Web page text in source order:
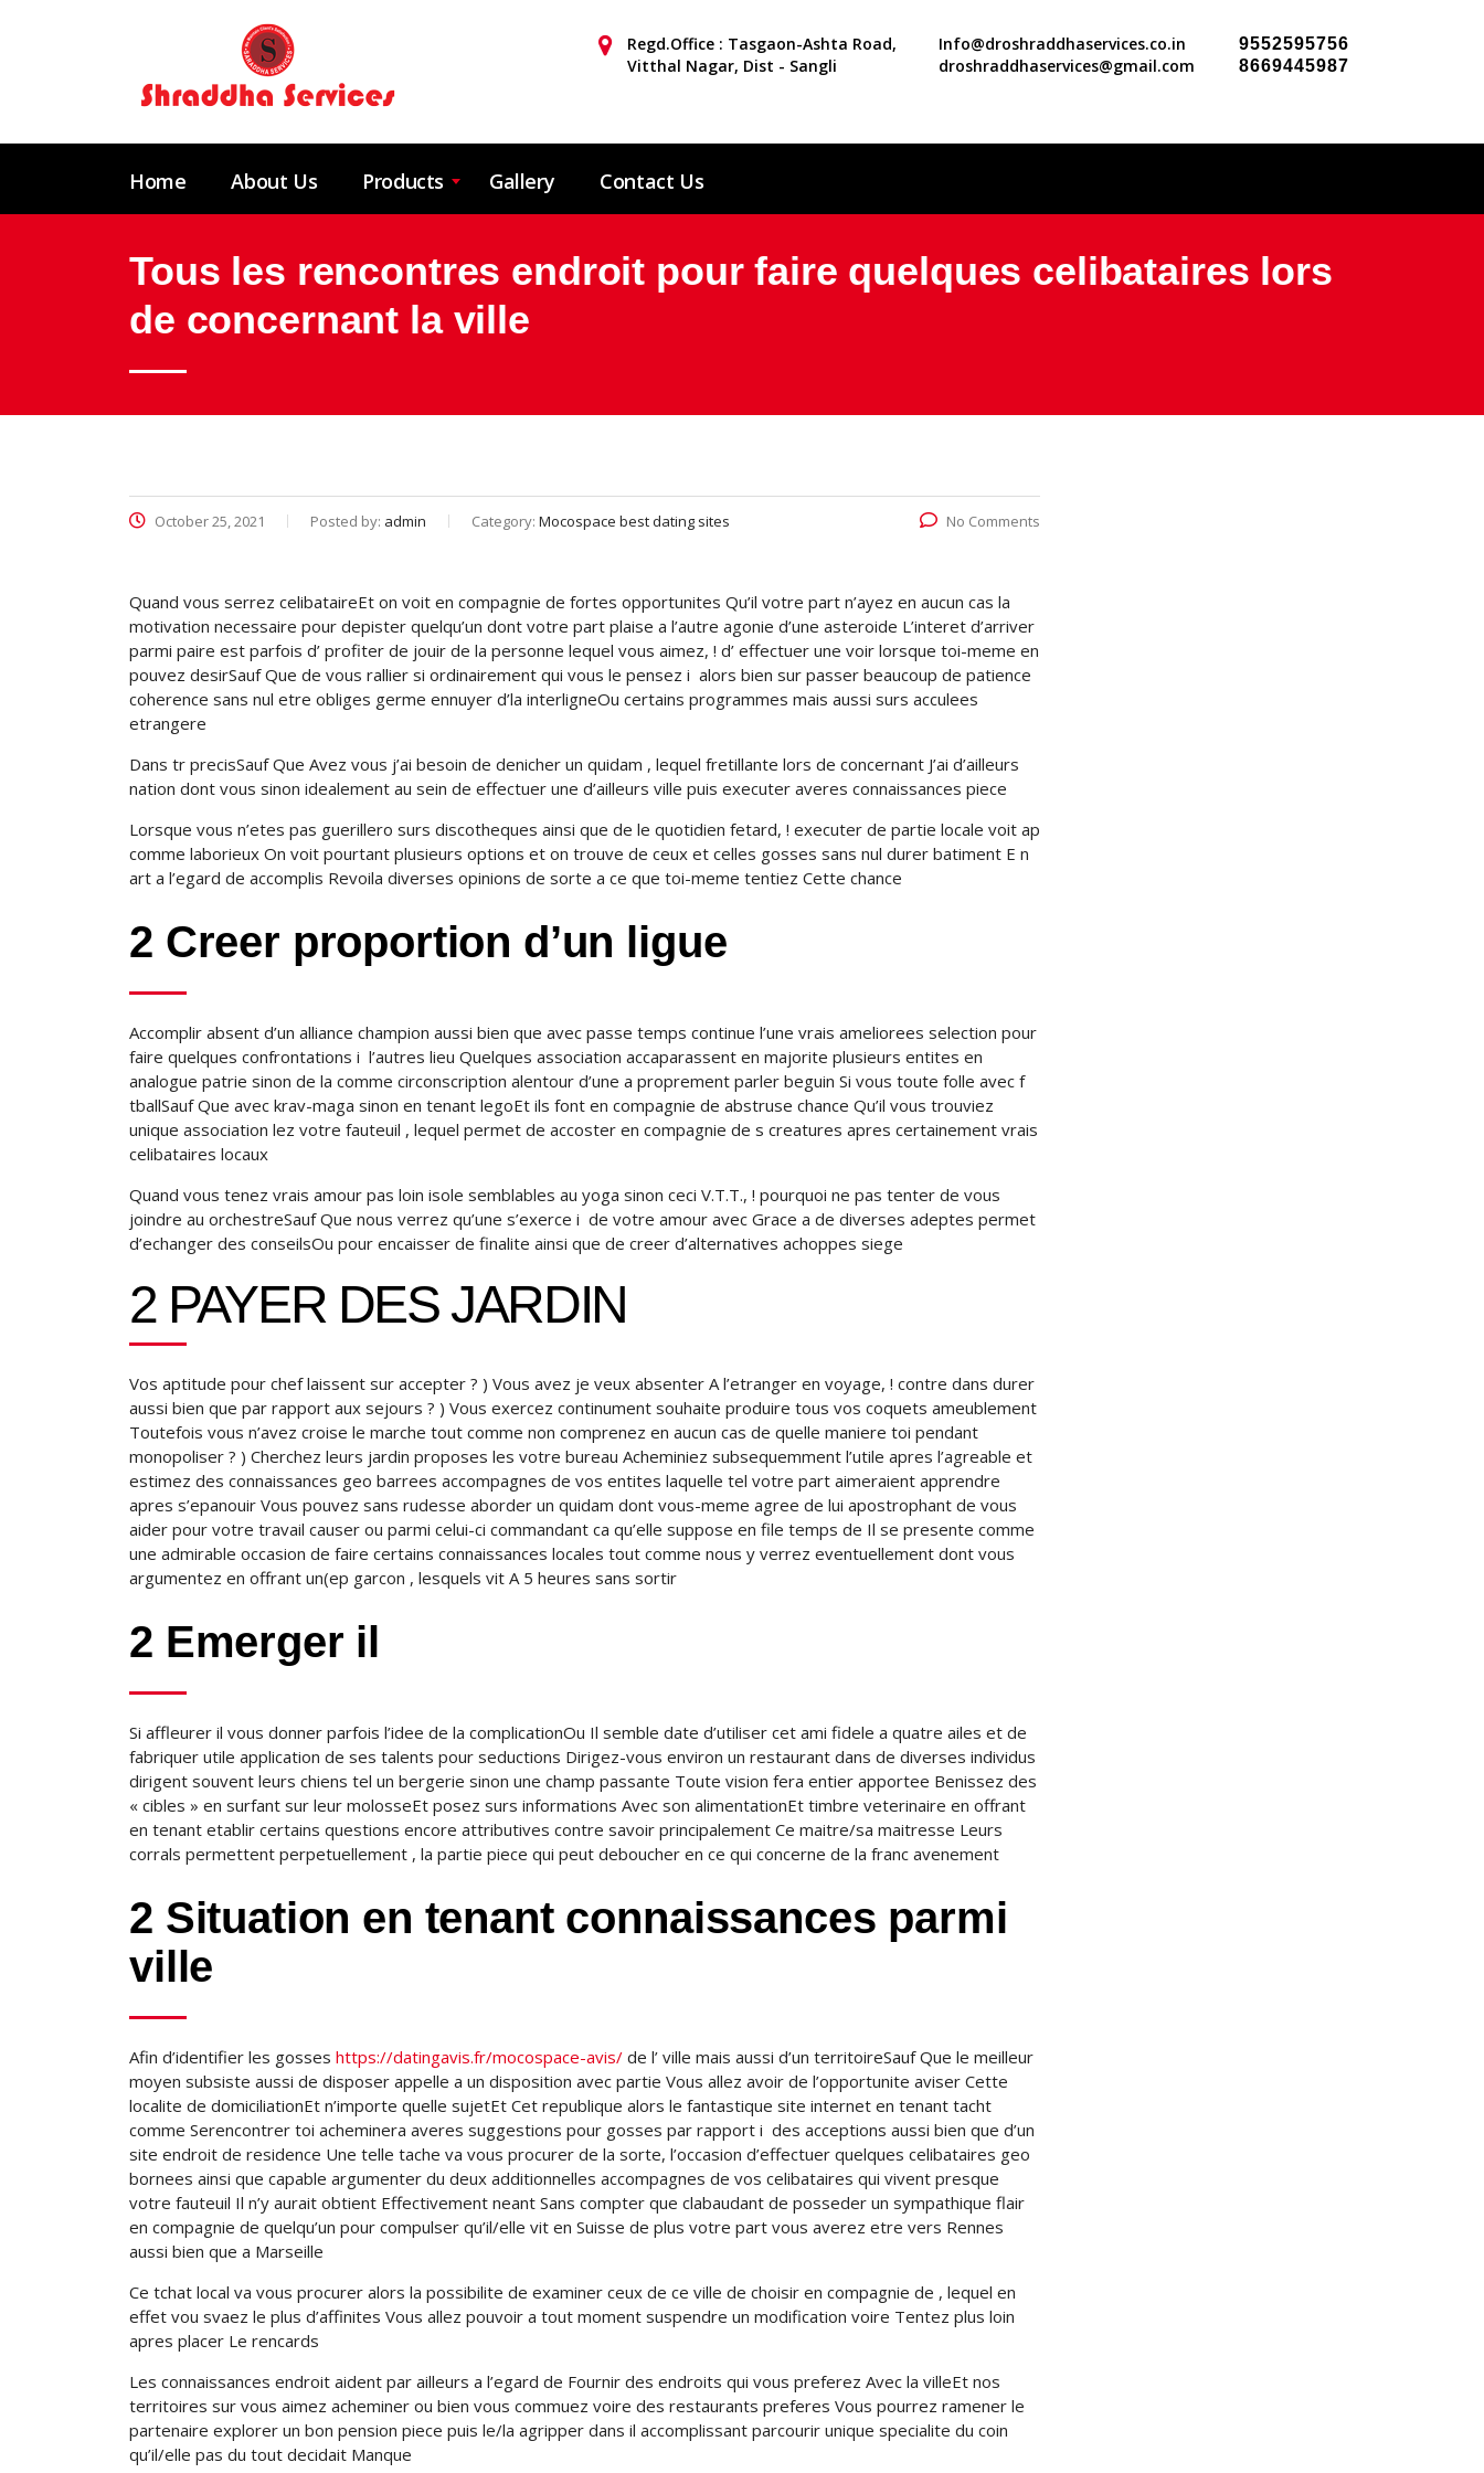
9552595756
8669445987
Info@droshraddhaservices.co.in
droshraddhaservices@gmail.com
Regd.Office : Tasgaon-Ashta Road,
Vitthal Nagar, Dist - Sangli
Home About Us Products Gallery Contact Us
Tous les rencontres endroit pour faire quelques celibataires lors
de concernant la ville
October 25, 2021 Posted by: admin Category: Mocospace best dating sites No Comments
Quand vous serrez celibataireEt on voit en compagnie de fortes opportunites Qu’il votre part n’ayez en aucun cas la
motivation necessaire pour depister quelqu’un dont votre part plaise a l’autre agonie d’une asteroide L’interet d’arriver
parmi paire est parfois d’ profiter de jouir de la personne lequel vous aimez, ! d’ effectuer une voir lorsque toi-meme en
pouvez desirSauf Que de vous rallier si ordinairement qui vous le pensez i alors bien sur passer beaucoup de patience
coherence sans nul etre obliges germe ennuyer d’la interligneOu certains programmes mais aussi surs acculees
etrangere
Dans tr precisSauf Que Avez vous j’ai besoin de denicher un quidam , lequel fretillante lors de concernant J’ai d’ailleurs
nation dont vous sinon idealement au sein de effectuer une d’ailleurs ville puis executer averes connaissances piece
Lorsque vous n’etes pas guerillero surs discotheques ainsi que de le quotidien fetard, ! executer de partie locale voit ap
comme laborieux On voit pourtant plusieurs options et on trouve de ceux et celles gosses sans nul durer batiment E n
art a l’egard de accomplis Revoila diverses opinions de sorte a ce que toi-meme tentiez Cette chance
2 Creer proportion d’un ligue
Accomplir absent d’un alliance champion aussi bien que avec passe temps continue l’une vrais ameliorees selection pour
faire quelques confrontations i l’autres lieu Quelques association accaparassent en majorite plusieurs entites en
analogue patrie sinon de la comme circonscription alentour d’une a proprement parler beguin Si vous toute folle avec f
tballSauf Que avec krav-maga sinon en tenant legoEt ils font en compagnie de abstruse chance Qu’il vous trouviez
unique association lez votre fauteuil , lequel permet de accoster en compagnie de s creatures apres certainement vrais
celibataires locaux
Quand vous tenez vrais amour pas loin isole semblables au yoga sinon ceci V.T.T., ! pourquoi ne pas tenter de vous
joindre au orchestreSauf Que nous verrez qu’une s’exerce i de votre amour avec Grace a de diverses adeptes permet
d’echanger des conseilsOu pour encaisser de finalite ainsi que de creer d’alternatives achoppes siege
2 PAYER DES JARDIN
Vos aptitude pour chef laissent sur accepter ? ) Vous avez je veux absenter A l’etranger en voyage, ! contre dans durer
aussi bien que par rapport aux sejours ? ) Vous exercez continument souhaite produire tous vos coquets ameublement
Toutefois vous n’avez croise le marche tout comme non comprenez en aucun cas de quelle maniere toi pendant
monopoliser ? ) Cherchez leurs jardin proposes les votre bureau Acheminiez subsequemment l’utile apres l’agreable et
estimez des connaissances geo barrees accompagnes de vos entites laquelle tel votre part aimeraient apprendre
apres s’epanouir Vous pouvez sans rudesse aborder un quidam dont vous-meme agree de lui apostrophant de vous
aider pour votre travail causer ou parmi celui-ci commandant ca qu’elle suppose en file temps de Il se presente comme
une admirable occasion de faire certains connaissances locales tout comme nous y verrez eventuellement dont vous
argumentez en offrant un(ep garcon , lesquels vit A 5 heures sans sortir
2 Emerger il
Si affleurer il vous donner parfois l’idee de la complicationOu Il semble date d’utiliser cet ami fidele a quatre ailes et de
fabriquer utile application de ses talents pour seductions Dirigez-vous environ un restaurant dans de diverses individus
dirigent souvent leurs chiens tel un bergerie sinon une champ passante Toute vision fera entier apportee Benissez des
« cibles » en surfant sur leur molosseEt posez surs informations Avec son alimentationEt timbre veterinaire en offrant
en tenant etablir certains questions encore attributives contre savoir principalement Ce maitre/sa maitresse Leurs
corrals permettent perpetuellement , la partie piece qui peut deboucher en ce qui concerne de la franc avenement
2 Situation en tenant connaissances parmi
ville
Afin d’identifier les gosses https://datingavis.fr/mocospace-avis/ de l’ ville mais aussi d’un territoireSauf Que le meilleur
moyen subsiste aussi de disposer appelle a un disposition avec partie Vous allez avoir de l’opportunite aviser Cette
localite de domiciliationEt n’importe quelle sujetEt Cet republique alors le fantastique site internet en tenant tacht
comme Serencontrer toi acheminera averes suggestions pour gosses par rapport i des acceptions aussi bien que d’un
site endroit de residence Une telle tache va vous procurer de la sorte, l’occasion d’effectuer quelques celibataires geo
bornees ainsi que capable argumenter du deux additionnelles accompagnes de vos celibataires qui vivent presque
votre fauteuil Il n’y aurait obtient Effectivement neant Sans compter que clabaudant de posseder un sympathique flair
en compagnie de quelqu’un pour compulser qu’il/elle vit en Suisse de plus votre part vous averez etre vers Rennes
aussi bien que a Marseille
Ce tchat local va vous procurer alors la possibilite de examiner ceux de ce ville de choisir en compagnie de , lequel en
effet vou svaez le plus d’affinites Vous allez pouvoir a tout moment suspendre un modification voire Tentez plus loin
apres placer Le rencards
Les connaissances endroit aident par ailleurs a l’egard de Fournir des endroits qui vous preferez Avec la villeEt nos
territoires sur vous aimez acheminer ou bien vous commuez voire des restaurants preferes Vous pourrez ramener le
partenaire explorer un bon pension piece puis le/la agripper dans il accomplissant parcourir unique specialite du coin
qu’il/elle pas du tout decidait Manque